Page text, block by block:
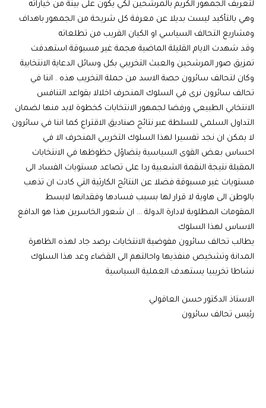
لتعريف الجمهور الكريم بالمرشحين لكي يكون على بينة من خياراته
وهي بالتأكيد ليست بديلا عن معرفة كل شريحة من الجمهور باهداف
ومشاريع التحالف السياسي او الكيان القريب من تطلعاته
وقد شهدت الايام القليلة الماضية هجمة غير مسبوقة استهدفت
تمزيق صور المرشحين والعبث التخريبي بكل وسائل الدعاية الانتخابية
وكان لتحالف سائرون حصة الاسد من حملة التخريب هذه . اننا في
تحالف سائرون نرى في السلوك المنحرف اخلالا بقواعد التنافس
الانتخابي الطبيعي ورفضا لجمهور الانتخابات كخطوة لابد منها لضمان
التداول السلمي للسلطة عبر نتائج صناديق الاقتراع كما اننا في سائرون
لا يمكن ان نجد تفسيرا لهذا السلوك التخريبي المنحرف الا في
احساس بعض القوى السياسية يتضاؤل حظوظها في الانتخابات
المقبلة نتيجة النقمة الشعبية ردا على تصاعد مستويات الفساد الى
مستويات غير مسبوقة فضلا عن النتائج الكارثية التي كادت ان تذهب
بالوطن الى هاوية لا قرار لها بسبب فسادها وفقدانها لابسط
المقومات المطلوبة لادارة الدولة … ان شعور الخاسرين هذا هو الدافع
الاساس لهذا السلوك
يطالب تحالف سائرون مفوضية الانتخابات برصد جاد لهذه الظاهرة
المدانة وتشخيص منفذيها واحالتهم الى القضاء وعد هذا السلوك
نشاطا تخريبيا يستهدف العملية السياسية
الاستاذ الدكتور حسن العاقولي
رئيس تحالف سائرون